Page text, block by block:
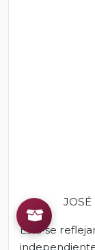
JOSÉ
Esto se